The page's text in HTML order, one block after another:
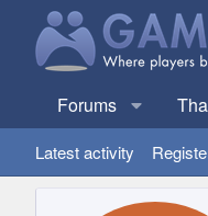
Forums
Latest activity